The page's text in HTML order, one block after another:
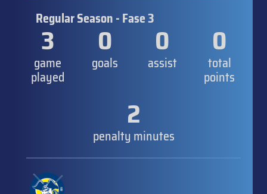
Regular Season - Fase 3
3
game
played
0
goals
0
assist
0
total
points
2
penalty minutes